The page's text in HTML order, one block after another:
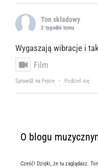
Ton składowy
2 tygodni temu
Wygaszają wibracje i
Film
Sprawdź na Fejsie · Podziel się
O blogu
Cześć! Dzięki, że tu zaglądasz.